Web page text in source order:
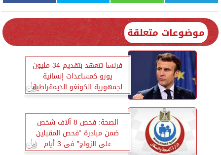
موضوعات متعلقة
فرنسا تتعهد بتقديم 34 مليون
يورو كمساعدات إنسانية
لجمهورية الكونغو الديمقراطية
الصحة: فحص 8 آلاف شخص
ضمن مبادرة ”فحص المقبلين
على الزواج” فى 3 أيام